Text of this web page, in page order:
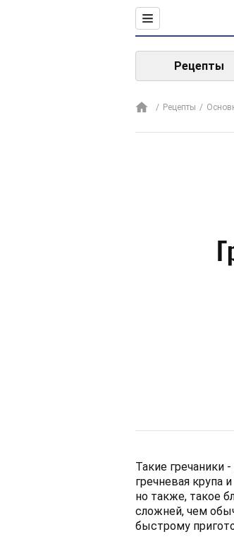
Рецепты
Рецепты
Такие гречаники
гречневая крупа
но также, такое
сложней, чем
быстрому